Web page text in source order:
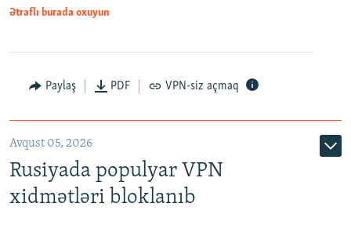
Ətraflı burada oxuyun
Paylaş PDF VPN-siz açmaq
Avqust 05, 2026
Rusiyada populyar VPN
xidmətləri bloklanıb